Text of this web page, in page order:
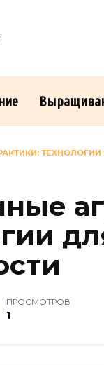
ПРОСМОТРОВ
1